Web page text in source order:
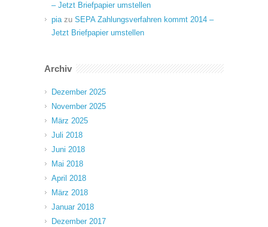
– Jetzt Briefpapier umstellen
piazu SEPA Zahlungsverfahren kommt 2014 –
Jetzt Briefpapier umstellen
Archiv
Dezember 2025
November 2025
März 2025
Juli 2018
Juni 2018
Mai 2018
April 2018
März 2018
Januar 2018
Dezember 2017